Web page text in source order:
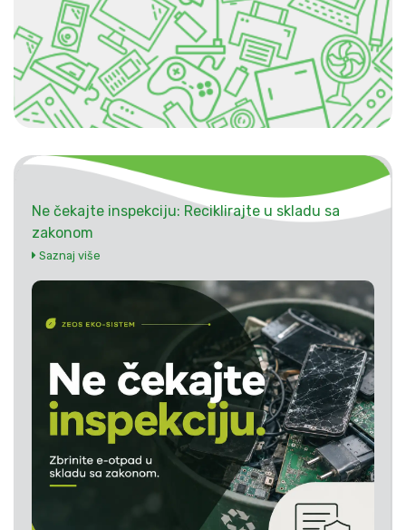
Ne čekajte inspekciju: Reciklirajte u skladu sa
zakonom
Saznaj više